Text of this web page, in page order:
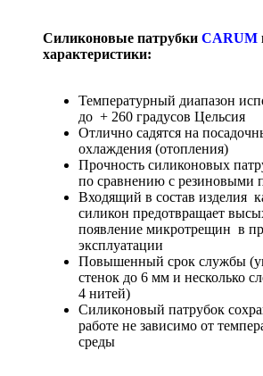
Силиконовые патрубки CARUM
характеристики:
Температурный диапазон
до + 260 градусов Цельсия
Отлично садятся на
охлаждения (отопления)
Прочность силиконовых
по сравнению с резиновыми
Входящий в состав изделия
силикон предотвращает
появление микротрещин в
эксплуатации
Повышенный срок службы
стенок до 6 мм и несколько
4 нитей)
Силиконовый патрубок
работе не зависимо от
среды